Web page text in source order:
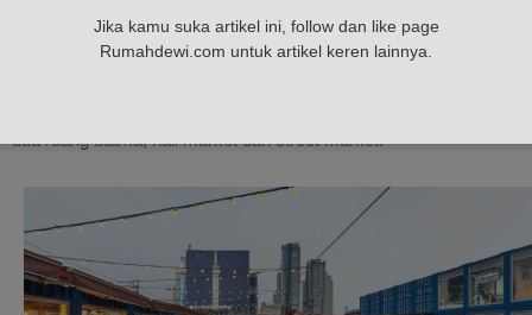
Setiap kontainer dicat biru cerah sehingga menjadikan kontainer
dua ruang utama, hall market dan street market.
Jika kamu suka artikel ini, follow dan like page
Rumahdewi.com untuk artikel keren lainnya.